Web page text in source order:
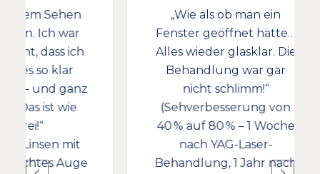
„Wie als ob man ein
Fenster geöffnet hätte…
Alles wieder glasklar. Die
Behandlung war gar
nicht schlimm!“
(Sehverbesserung von
40 % auf 80 % – 1 Woche
nach YAG-Laser-
Behandlung, 1 Jahr nach